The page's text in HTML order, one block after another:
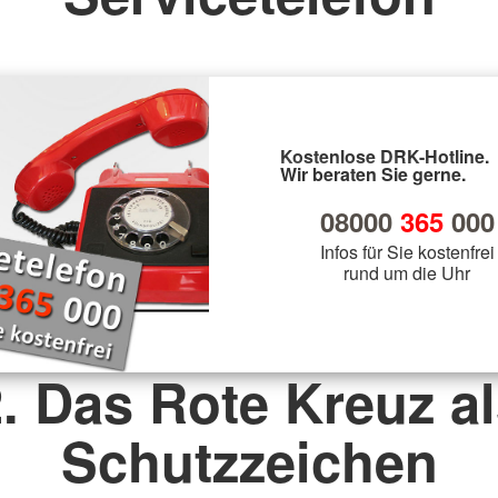
Kostenlose DRK-Hotline.
Wir beraten Sie gerne.
08000 365000
Infos für Sie kostenfrei
rund um die Uhr
Das Rote Kreuz
Schutzzeichen